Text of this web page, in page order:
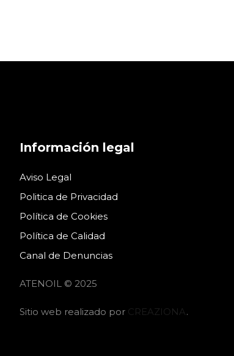
Información legal
Aviso Legal
Politica de Privacidad
Política de Cookies
Política de Calidad
Canal de Denuncias
ATENOIL © 2025
Sitio web realizado por CREAZIONA.